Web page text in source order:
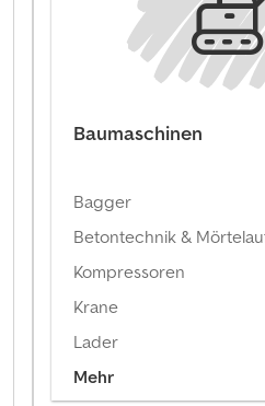
Baumaschinen
Bagger
Betontechnik &
Kompressoren
Krane
Lader
Mehr